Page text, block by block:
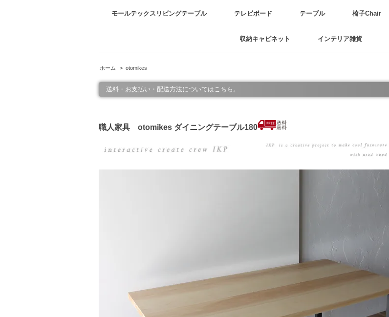
モールテックスリビングテーブル テレビボード テーブル 椅子Chair
収納キャビネット インテリア雑貨
ホーム > otomikes
送料・お支払い・配送方法についてはこちら。
職人家具 otomikes ダイニングテーブル180